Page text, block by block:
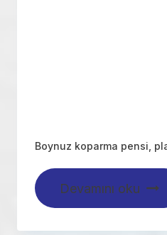
Boynuz koparma pensi,
Devamını oku